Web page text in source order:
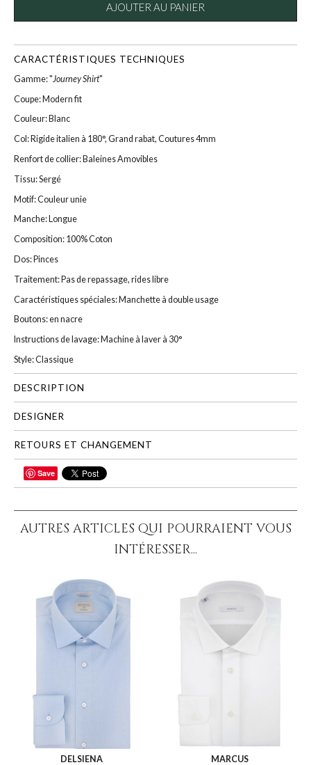
AJOUTER AU PANIER
CARACTÉRISTIQUES TECHNIQUES
Gamme: " Journey Shirt"
Coupe: Modern fit
Couleur: Blanc
Col: Rigide italien à 180°, Grand rabat, Coutures 4mm
Renfort de collier: Baleines Amovibles
Tissu: Sergé
Motif: Couleur unie
Manche: Longue
Composition: 100% Coton
Dos: Pinces
Traitement: Pas de repassage, rides libre
Caractéristiques spéciales: Manchette à double usage
Boutons: en nacre
Instructions de lavage: Machine à laver à 30°
Style: Classique
DESCRIPTION
DESIGNER
RETOURS ET CHANGEMENT
PARTAGER
Save
AUTRES ARTICLES QUI POURRAIENT VOUS
INTÉRESSER...
DELSIENA
MARCUS